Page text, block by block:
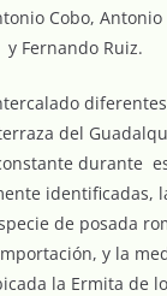
Cobo,
y Fernando Ruiz.
del
durante
identificadas,
de posada
y la
la Ermita de